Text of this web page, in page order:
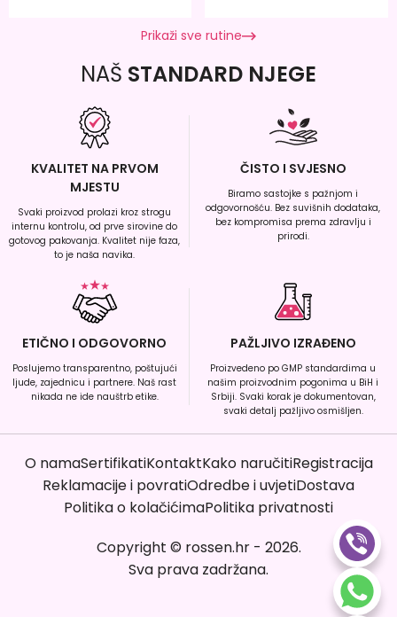
Prikaži sve rutine
NAŠ STANDARD NJEGE
KVALITET NA PRVOM
MJESTU
Svaki proizvod prolazi kroz strogu
internu kontrolu, od prve sirovine do
gotovog pakovanja. Kvalitet nije faza,
to je naša navika.
ČISTO I SVJESNO
Biramo sastojke s pažnjom i
odgovornošću. Bez suvišnih dodataka,
bez kompromisa prema zdravlju i
prirodi.
ETIČNO I ODGOVORNO
Poslujemo transparentno, poštujući
ljude, zajednicu i partnere. Naš rast
nikada ne ide nauštrb etike.
PAŽLJIVO IZRAĐENO
Proizvedeno po GMP standardima u
našim proizvodnim pogonima u BiH i
Srbiji. Svaki korak je dokumentovan,
svaki detalj pažljivo osmišljen.
O namaSertifikatiKontaktKako naručitiRegistracija
Reklamacije i povratiOdredbe i uvjetiDostava
Politika o kolačićimaPolitika privatnosti
Copyright © rossen.hr- 2026.
Sva prava zadržana.